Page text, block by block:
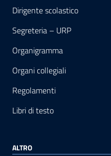
Dirigente scolastico
Segreteria – URP
Organigramma
Organi collegiali
Regolamenti
Libri di testo
ALTRO